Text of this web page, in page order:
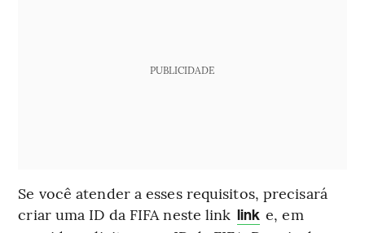
PUBLICIDADE
Se você atender a esses requisitos, precisará
criar uma ID da FIFA neste link link e, em